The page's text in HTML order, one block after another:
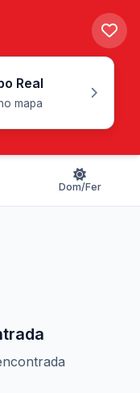
Real
mapa
Dom/Fer